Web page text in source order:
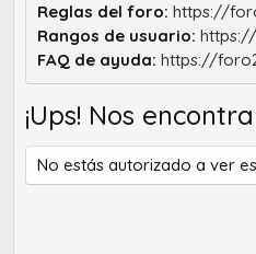
Reglas del foro: https://
Rangos de usuario:
FAQ de ayuda: https://
¡Ups! Nos
No estás autorizado a ver